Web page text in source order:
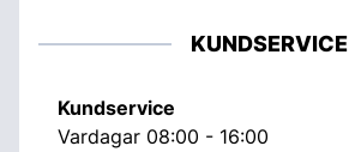
KUNDSERVICE
Kundservice
Vardagar 08:00 - 16:00